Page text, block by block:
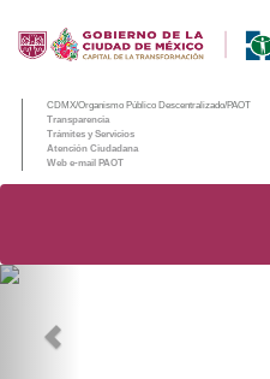
CDMX/Organismo Público Descentralizado/PAOT
Transparencia
Trámites y Servicios
Atención Ciudadana
Web e-mail PAOT